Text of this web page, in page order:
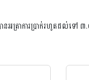
រាការប្រាក់រហូតដល់ទៅ ៣.